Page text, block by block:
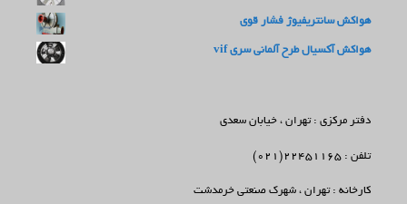
هواکش سانتریفیوژ فشار قوی
هواکش آکسیال طرح آلمانی سری vif
دفتر مرکزی : تهران ، خیابان سعدی
تلفن : 22451165(021)
کارخانه : تهران ، شهرک صنعتی خرمدشت